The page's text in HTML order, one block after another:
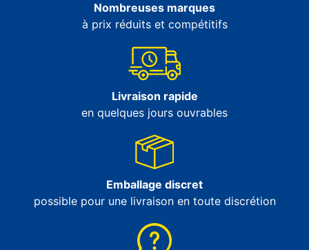
Nombreuses marques
à prix réduits et compétitifs
Livraison rapide
en quelques jours ouvrables
Emballage discret
possible pour une livraison en toute discrétion